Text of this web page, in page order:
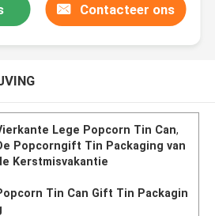
Contacteer ons
Lege Popcorn Tin Can,
Popcorngift Tin Packaging van
Kerstmisvakantie
Tin Can Gift Tin Packagin